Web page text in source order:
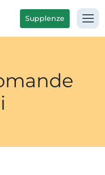
Supplenze